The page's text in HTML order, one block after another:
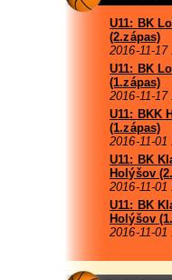
U11: BK
(2.zápas)
2016-11-17
U11: BK
(1.zápas)
2016-11-17
U11: BKK
(1.zápas)
2016-11-01
U11: BK
Holýšov
2016-11-01
U11: BK
Holýšov
2016-11-01